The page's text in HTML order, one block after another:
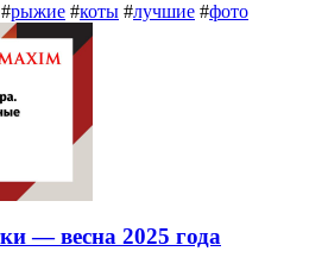
#рыжие #коты #лучшие #фото
— весна 2025 года